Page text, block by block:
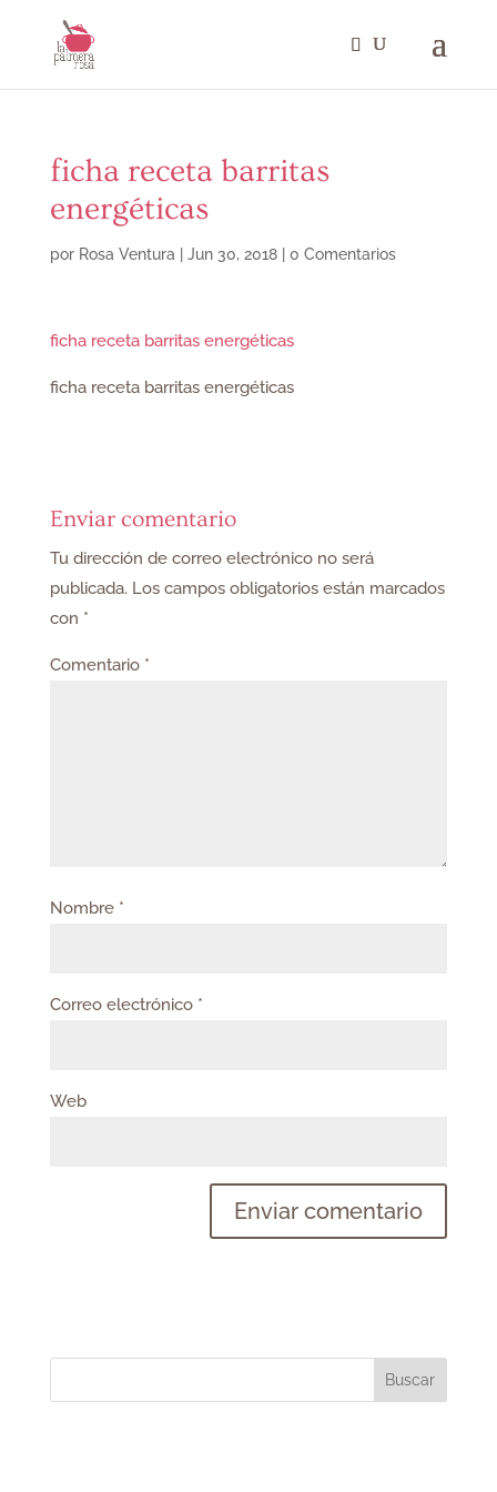
ficha receta barritas
energéticas
por Rosa Ventura Jun 30, 2018| 0 Comentarios
ficha receta barritas energéticas
ficha receta barritas energéticas
Enviar comentario
Tu dirección de correo electrónico no será
publicada. Los campos obligatorios están marcados
con *
Comentario *
Nombre *
Correo electrónico *
Web
Buscar